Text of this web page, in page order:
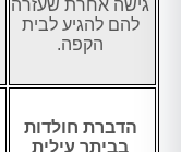
גישה אחרת שעזרה
להם להגיע לבית
הקפה.
הדברת חולדות
בביתר עילית